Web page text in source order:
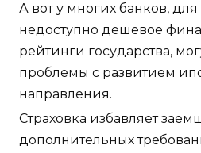
А вот у многих банков,
недоступно дешевое
рейтинги государства,
проблемы с развитием
направления.
Страховка избавляет
дополнительных